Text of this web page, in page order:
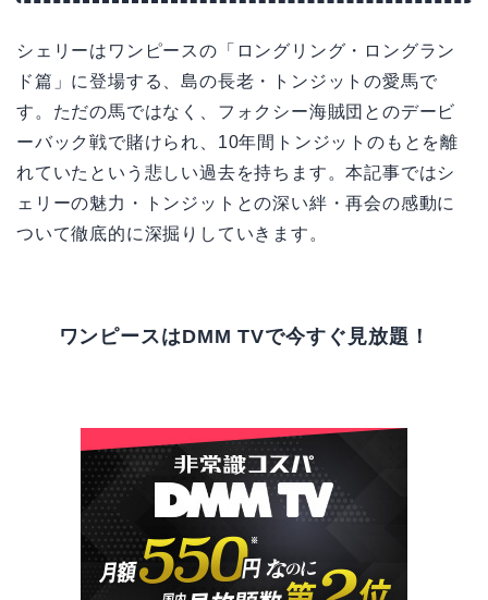
シェリーはワンピースの「ロングリング・ロングラン
ド篇」に登場する、島の長老・トンジットの愛馬で
す。ただの馬ではなく、フォクシー海賊団とのデービ
ーバック戦で賭けられ、10年間トンジットのもとを離
れていたという悲しい過去を持ちます。本記事ではシ
ェリーの魅力・トンジットとの深い絆・再会の感動に
ついて徹底的に深掘りしていきます。
ワンピースはDMM TVで今すぐ見放題！